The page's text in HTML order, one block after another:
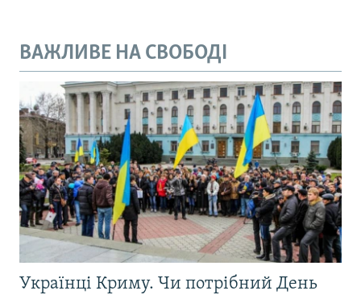
ВАЖЛИВЕ НА СВОБОДІ
Українці Криму. Чи потрібний День